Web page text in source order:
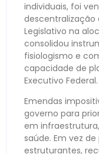
individuais, foi
Legislativo na
consolidou
fisiologismo e
capacidade de
Executivo Federal.
Emendas
governo para
em
saúde. Em vez
estruturantes,